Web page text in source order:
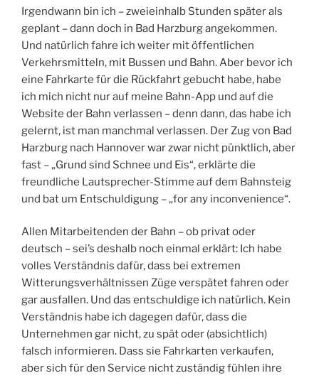
Irgendwann bin ich – zweieinhalb Stunden später als
geplant – dann doch in Bad Harzburg angekommen.
Und natürlich fahre ich weiter mit öffentlichen
Verkehrsmitteln, mit Bussen und Bahn. Aber bevor ich
eine Fahrkarte für die Rückfahrt gebucht habe, habe
ich mich nicht nur auf meine Bahn-App und auf die
Website der Bahn verlassen – denn dann, das habe ich
gelernt, ist man manchmal verlassen. Der Zug von Bad
Harzburg nach Hannover war zwar nicht pünktlich, aber
fast – „Grund sind Schnee und Eis“, erklärte die
freundliche Lautsprecher-Stimme auf dem Bahnsteig
und bat um Entschuldigung – „for any inconvenience“.
Allen Mitarbeitenden der Bahn – ob privat oder
deutsch – sei’s deshalb noch einmal erklärt: Ich habe
volles Verständnis dafür, dass bei extremen
Witterungsverhältnissen Züge verspätet fahren oder
gar ausfallen. Und das entschuldige ich natürlich. Kein
Verständnis habe ich dagegen dafür, dass die
Unternehmen gar nicht, zu spät oder (absichtlich)
falsch informieren. Dass sie Fahrkarten verkaufen,
aber sich für den Service nicht zuständig fühlen ihre